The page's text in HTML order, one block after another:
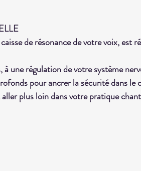
de résonance de votre voix, est
à une régulation de votre système
pour ancrer la sécurité dans
plus loin dans votre pratique